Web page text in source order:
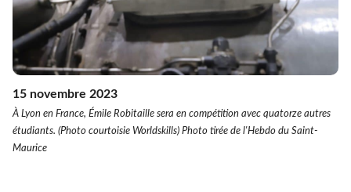
15 novembre 2023
À Lyon en France, Émile Robitaille sera en compétition avec quatorze autres
étudiants. (Photo courtoisie Worldskills) Photo tirée de l'Hebdo du Saint-
Maurice